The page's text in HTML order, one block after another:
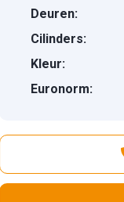
Deuren:
Cilinders:
Kleur:
Euronorm: